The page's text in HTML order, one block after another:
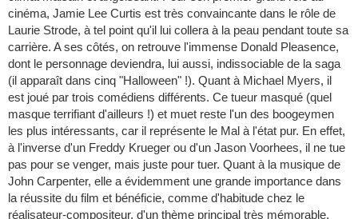
cinéma, Jamie Lee Curtis est très convaincante dans le rôle de
Laurie Strode, à tel point qu'il lui collera à la peau pendant toute sa
carrière. A ses côtés, on retrouve l'immense Donald Pleasence,
dont le personnage deviendra, lui aussi, indissociable de la saga
(il apparaît dans cinq "Halloween" !). Quant à Michael Myers, il
est joué par trois comédiens différents. Ce tueur masqué (quel
masque terrifiant d'ailleurs !) et muet reste l'un des boogeymen
les plus intéressants, car il représente le Mal à l'état pur. En effet,
à l'inverse d'un Freddy Krueger ou d'un Jason Voorhees, il ne tue
pas pour se venger, mais juste pour tuer. Quant à la musique de
John Carpenter, elle a évidemment une grande importance dans
la réussite du film et bénéficie, comme d'habitude chez le
réalisateur-compositeur, d'un thème principal très mémorable.